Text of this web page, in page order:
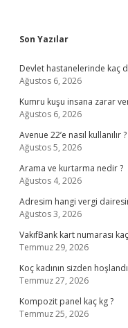
Sidebar
Son Yazılar
Devlet hastanelerinde kaç
Ağustos 6, 2026
Kumru kuşu insana zarar
Ağustos 6, 2026
Avenue 22’e nasıl kullanılır ?
Ağustos 5, 2026
Arama ve kurtarma nedir ?
Ağustos 4, 2026
Adresim hangi vergi
Ağustos 3, 2026
VakıfBank kart numarası
Temmuz 29, 2026
Koç kadının sizden
Temmuz 27, 2026
Kompozit panel kaç kg ?
Temmuz 25, 2026